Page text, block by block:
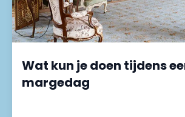
Wat kun je doen tijdens
margedag